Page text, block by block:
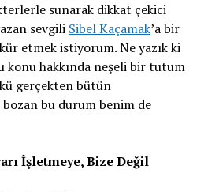
sunarak dikkat çekici
sevgili Sibel Kaçamak’a bir
etmek istiyorum. Ne yazık ki
konu hakkında neşeli bir tutum
gerçekten bütün
bu durum benim de
İşletmeye, Bize Değil